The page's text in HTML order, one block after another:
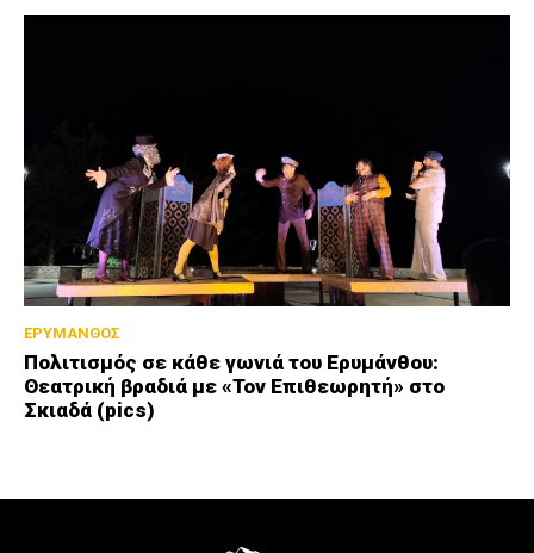
ΕΡΥΜΑΝΘΟΣ
Πολιτισμός σε κάθε γωνιά του Ερυμάνθου:
Θεατρική βραδιά με «Τον Επιθεωρητή» στο
Σκιαδά (pics)